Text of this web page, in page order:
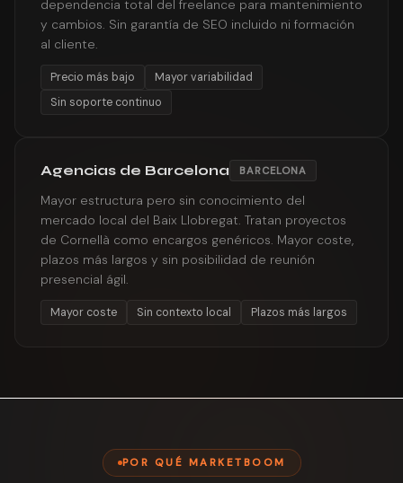
dependencia total del freelance para mantenimiento
y cambios. Sin garantía de SEO incluido ni formación
al cliente.
Precio más bajo
Mayor variabilidad
Sin soporte continuo
Agencias de Barcelona BARCELONA
Mayor estructura pero sin conocimiento del
mercado local del Baix Llobregat. Tratan proyectos
de Cornellà como encargos genéricos. Mayor coste,
plazos más largos y sin posibilidad de reunión
presencial ágil.
Mayor coste Sin contexto local Plazos más largos
POR QUÉ MARKETBOOM